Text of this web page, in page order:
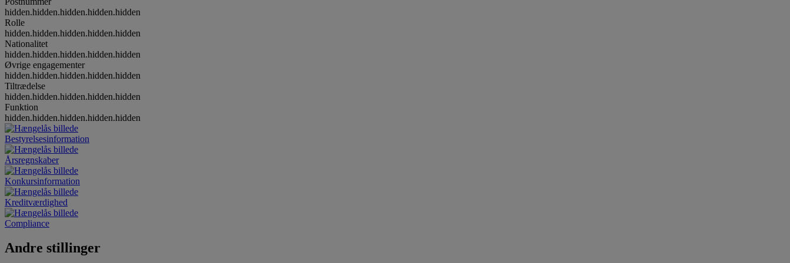
hidden.hidden.hidden.hidden.hidden
Rolle
hidden.hidden.hidden.hidden.hidden
Nationalitet
hidden.hidden.hidden.hidden.hidden
Øvrige engagementer
hidden.hidden.hidden.hidden.hidden
Tiltrædelse
hidden.hidden.hidden.hidden.hidden
Funktion
hidden.hidden.hidden.hidden.hidden
Bestyrelsesinformation
Årsregnskaber
Konkursinformation
Kreditværdighed
Compliance
Andre stillinger